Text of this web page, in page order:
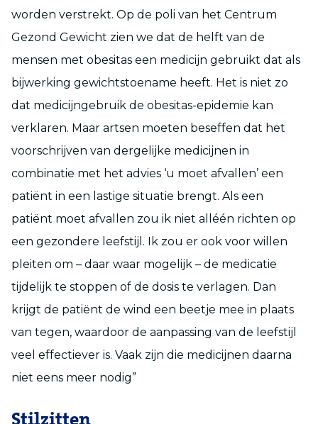
worden verstrekt. Op de poli van het Centrum
Gezond Gewicht zien we dat de helft van de
mensen met obesitas een medicijn gebruikt dat als
bijwerking gewichtstoename heeft. Het is niet zo
dat medicijngebruik de obesitas-epidemie kan
verklaren. Maar artsen moeten beseffen dat het
voorschrijven van dergelijke medicijnen in
combinatie met het advies ‘u moet afvallen’ een
patiënt in een lastige situatie brengt. Als een
patiënt moet afvallen zou ik niet alléén richten op
een gezondere leefstijl. Ik zou er ook voor willen
pleiten om – daar waar mogelijk – de medicatie
tijdelijk te stoppen of de dosis te verlagen. Dan
krijgt de patiënt de wind een beetje mee in plaats
van tegen, waardoor de aanpassing van de leefstijl
veel effectiever is. Vaak zijn die medicijnen daarna
niet eens meer nodig”
Stilzitten